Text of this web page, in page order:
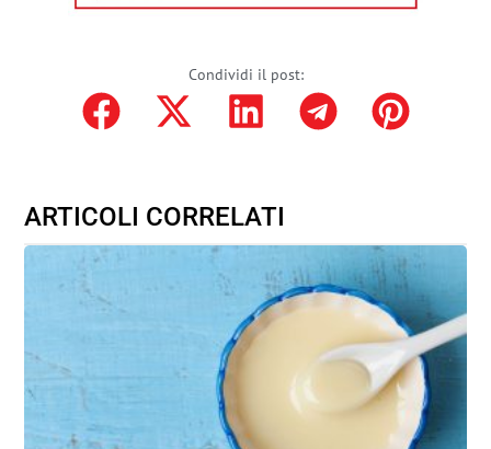
Condividi il post:
ARTICOLI CORRELATI